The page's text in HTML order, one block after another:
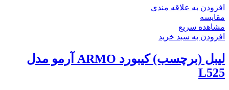
افزودن به علاقه مندی
مقایسه
مشاهده سریع
افزودن به سبد خرید
لیبل (برچسب) کیبورد ARMO آرمو مدل
L525